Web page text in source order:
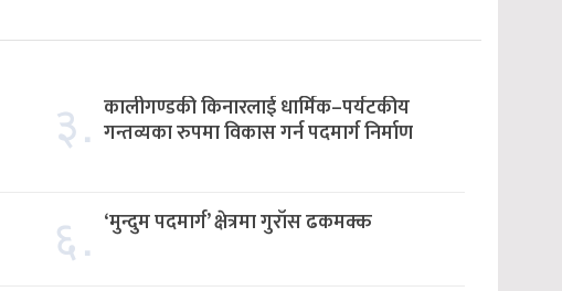
३. कालीगण्डकी किनारलाई धार्मिक–पर्यटकीय
गन्तव्यका रुपमा विकास गर्न पदमार्ग निर्माण
६. ‘मुन्दुम पदमार्ग’ क्षेत्रमा गुराँस ढकमक्क